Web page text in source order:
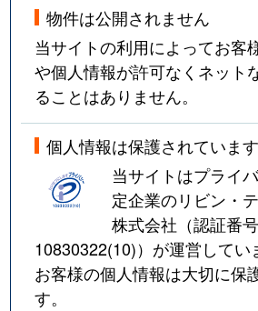
物件は公開されません
当サイトの利用によってお客
や個人情報が許可なくネット
ることはありません。
個人情報は保護されています
当サイトはプライ
定企業のリビン・
株式会社（認証番号
10830322(10)）が運営してい
お客様の個人情報は大切に保
す。